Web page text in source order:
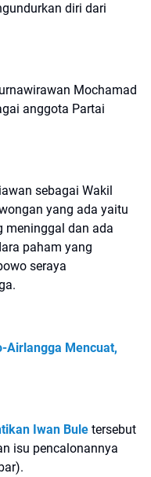
diri dari
Mochamad
anggota Partai
sebagai Wakil
yang ada yaitu
meninggal dan ada
paham yang
seraya
Airlangga Mencuat,
Iwan Bule tersebut
isu pencalonannya